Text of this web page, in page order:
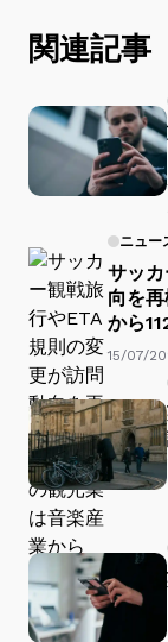
関連記事
ニュー
サッ
向を
から
15/07/